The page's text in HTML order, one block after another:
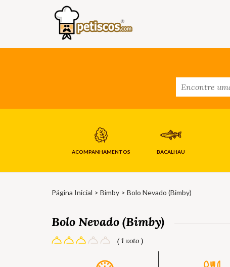
ACOMPANHAMENTOS BACALHAU
Página Inicial > Bimby > Bolo Nevado (Bimby)
Bolo Nevado (Bimby)
( 1 voto )